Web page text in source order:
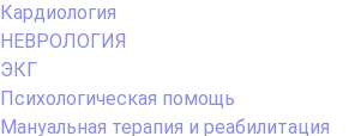
Кардиология
НЕВРОЛОГИЯ
ЭКГ
Психологическая помощь
Мануальная терапия и реабилитация